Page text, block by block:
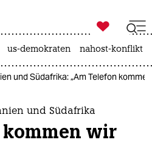
ich
ich

taz zahl ich
us-demokraten nahost-konflikt
und Südafrika: „Am Telefon
und Südafrika
kommen wir